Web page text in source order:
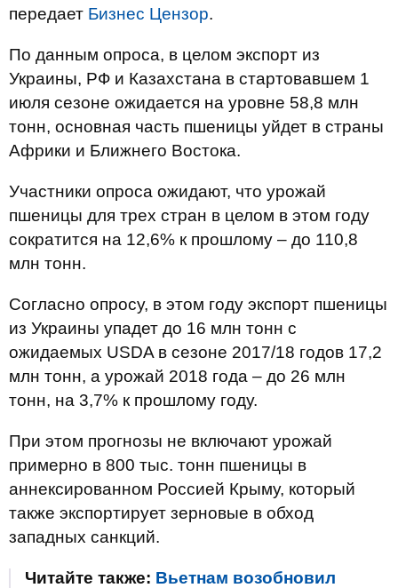
передает Бизнес Цензор.
По данным опроса, в целом экспорт из
Украины, РФ и Казахстана в стартовавшем 1
июля сезоне ожидается на уровне 58,8 млн
тонн, основная часть пшеницы уйдет в страны
Африки и Ближнего Востока.
Участники опроса ожидают, что урожай
пшеницы для трех стран в целом в этом году
сократится на 12,6% к прошлому – до 110,8
млн тонн.
Согласно опросу, в этом году экспорт пшеницы
из Украины упадет до 16 млн тонн с
ожидаемых USDA в сезоне 2017/18 годов 17,2
млн тонн, а урожай 2018 года – до 26 млн
тонн, на 3,7% к прошлому году.
При этом прогнозы не включают урожай
примерно в 800 тыс. тонн пшеницы в
аннексированном Россией Крыму, который
также экспортирует зерновые в обход
западных санкций.
Читайте также: Вьетнам возобновил